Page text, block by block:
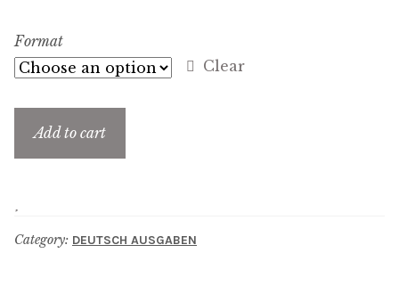
Super Sets
My Account
Contact Us
Format
Clear
Add to cart
Category: DEUTSCH AUSGABEN